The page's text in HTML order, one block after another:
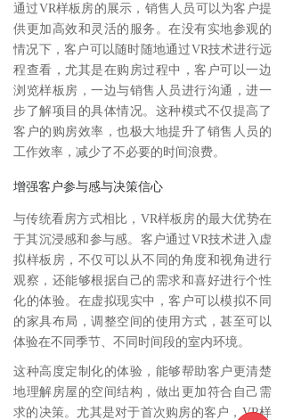
通过VR样板房的展示，销售人员可以为客户提
供更加高效和灵活的服务。在没有实地参观的
情况下，客户可以随时随地通过VR技术进行远
程查看，尤其是在购房过程中，客户可以一边
浏览样板房，一边与销售人员进行沟通，进一
步了解项目的具体情况。这种模式不仅提高了
客户的购房效率，也极大地提升了销售人员的
工作效率，减少了不必要的时间浪费。
增强客户参与感与决策信心
与传统看房方式相比，VR样板房的最大优势在
于其沉浸感和参与感。客户通过VR技术进入虚
拟样板房，不仅可以从不同的角度和视角进行
观察，还能够根据自己的需求和喜好进行个性
化的体验。在虚拟现实中，客户可以模拟不同
的家具布局，调整空间的使用方式，甚至可以
体验在不同季节、不同时间段的室内环境。
这种高度定制化的体验，能够帮助客户更清楚
地理解房屋的空间结构，做出更加符合自己需
求的决策。尤其是对于首次购房的客户，VR样